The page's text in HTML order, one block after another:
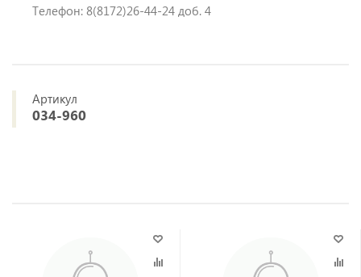
Телефон: 8(8172)26-44-24 доб. 4
Артикул
034-960